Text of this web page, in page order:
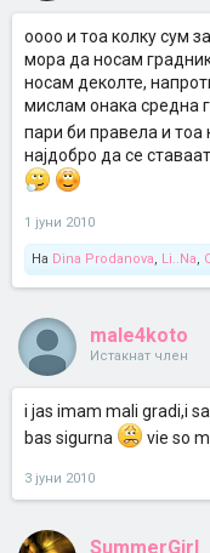
оооо и тоа колку сум
мора да носам
носам деколте,
мислам онака средна
пари би правела и тоа
најдобро да се
1 јуни 2010
На Dina Prodanova, Li..Na,
male4koto
Истакнат член
i jas imam mali gradi,i
bas sigurna
vie so
3 јуни 2010
SummerGirl